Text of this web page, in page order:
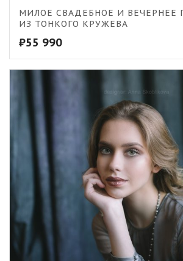
МИЛОЕ СВАДЕБНОЕ И ВЕЧЕРНЕЕ
ИЗ ТОНКОГО КРУЖЕВА
₽55 990